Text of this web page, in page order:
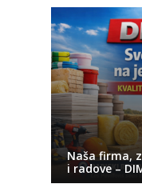
Naša firma,
i radove –